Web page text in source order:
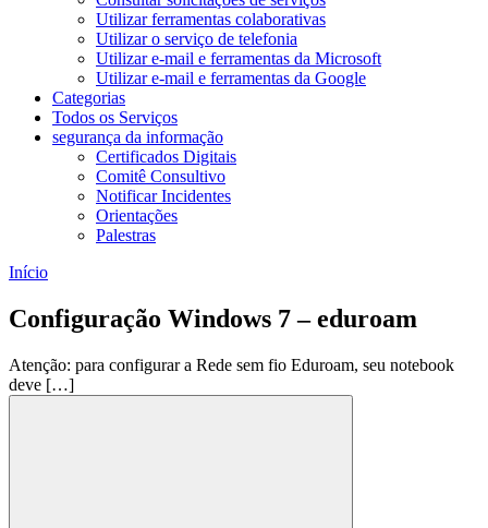
Utilizar ferramentas colaborativas
Utilizar o serviço de telefonia
Utilizar e-mail e ferramentas da Microsoft
Utilizar e-mail e ferramentas da Google
Categorias
Todos os Serviços
segurança da informação
Certificados Digitais
Comitê Consultivo
Notificar Incidentes
Orientações
Palestras
Início
Configuração Windows 7 – eduroam
Atenção: para configurar a Rede sem fio Eduroam, seu notebook
deve […]